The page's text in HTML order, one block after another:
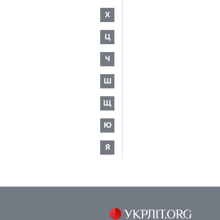
Х
Ц
Ч
Ш
Щ
Ю
Я